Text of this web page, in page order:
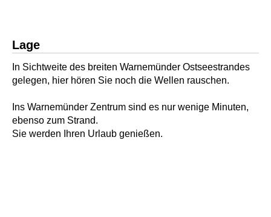
Lage
In Sichtweite des breiten Warnemünder Ostseestrandes
gelegen, hier hören Sie noch die Wellen rauschen.
Ins Warnemünder Zentrum sind es nur wenige Minuten,
ebenso zum Strand.
Sie werden Ihren Urlaub genießen.